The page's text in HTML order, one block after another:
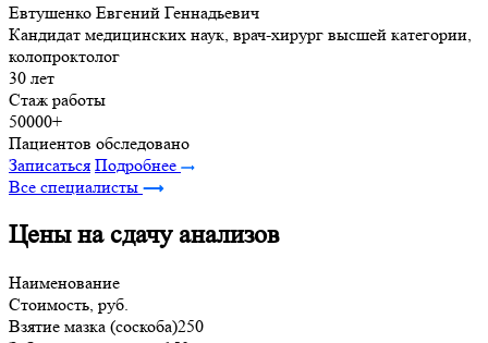
Евтушенко Евгений Геннадьевич
Кандидат медицинских наук, врач-хирург высшей категории,
колопроктолог
30 лет
Стаж работы
50000+
Пациентов обследовано
Записаться Подробнее
Все специалисты
Цены на сдачу анализов
Наименование
Стоимость, руб.
Взятие мазка (соскоба)250